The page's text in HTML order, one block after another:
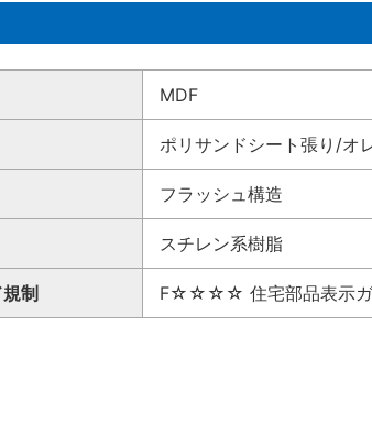
MDF
ポリサンドシート張り/オ
フラッシュ構造
スチレン系樹脂
制 F☆☆☆☆ 住宅部品表示ガ